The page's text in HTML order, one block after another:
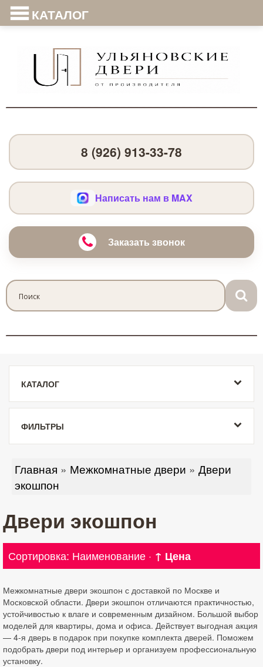
КАТАЛОГ
8 (926) 913-33-78
Написать нам в MAX
Заказать звонок
Главная » Межкомнатные двери » Двери
экошпон
Двери экошпон
Сортировка: Наименование· ↑ Цена
Межкомнатные двери экошпон с доставкой по Москве и
Московской области. Двери экошпон отличаются практичностью,
устойчивостью к влаге и современным дизайном. Большой выбор
моделей для квартиры, дома и офиса. Действует выгодная акция
— 4-я дверь в подарок при покупке комплекта дверей. Поможем
подобрать двери под интерьер и организуем профессиональную
установку.
КАТАЛОГ
ФИЛЬТРЫ